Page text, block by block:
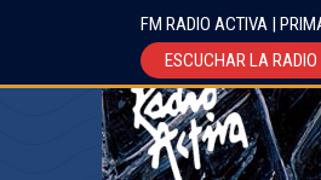
FM RADIO ACTIVA |
ESCUCHAR LA RADIO